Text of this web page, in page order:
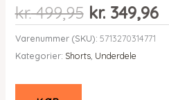
kr.499,95 Den
pris
var:
kr.349,96
Varenummer (SKU): 5713270314771
Kategorier: Shorts, Underdele